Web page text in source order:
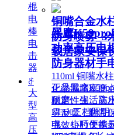
黑鹰K59pro
功率高压电
防身器材手
正品黑鹰
耐磨、生活防
LED 三档照明
电，小巧便携
铜嘴合金水
防身喷雾_3
载居家安保
110ml 铜嘴水
化渗漏堵塞痛
稳定性强。高
雾反噬，翻盖
强效短时失能
棍
电
棒
电
击
器
ꁕ
大
型
高
压